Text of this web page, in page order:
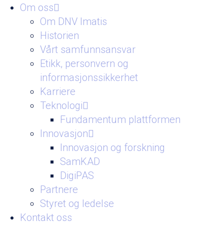
Om oss
Om DNV Imatis
Historien
Vårt samfunnsansvar
Etikk, personvern og
informasjonssikkerhet
Karriere
Teknologi
Fundamentum plattformen
Innovasjon
Innovasjon og forskning
SamKAD
DigiPAS
Partnere
Styret og ledelse
Kontakt oss